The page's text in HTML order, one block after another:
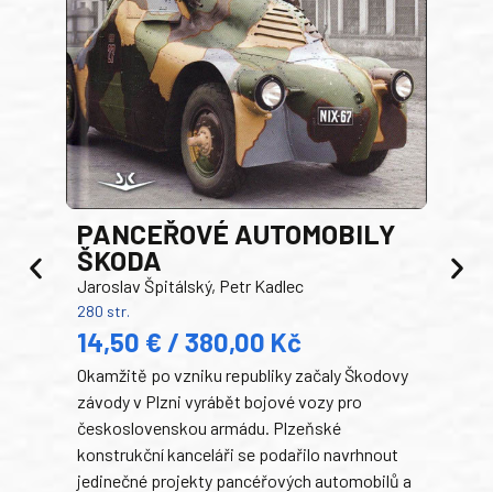
PANCEŘOVÉ AUTOMOBILY
ŠKODA
Jaroslav Špitálský, Petr Kadlec
280 str.
14,50 € / 380,00 Kč
Okamžitě po vzniku republiky začaly Škodovy
závody v Plzni vyrábět bojové vozy pro
československou armádu. Plzeňské
konstrukční kanceláři se podařilo navrhnout
jedinečné projekty pancéřových automobilů a